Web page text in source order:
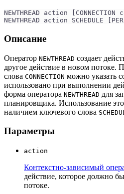
NEWTHREAD action
NEWTHREAD action SCHEDULE
Описание
Оператор NEWTHREAD создает
другое действие в новом потоке.
слова CONNECTION можно указать
использовано при выполнении
форма оператора NEWTHREAD для
планировщика. Использование
наличием ключевого слова
Параметры
action
Контекстно-зависимый
действие, которое должно
потоке.